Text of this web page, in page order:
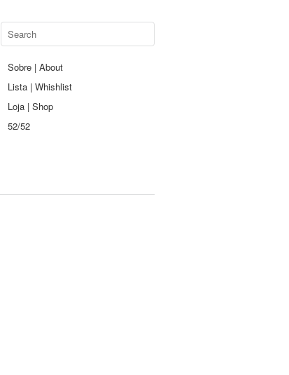
Sobre | About
Lista | Whishlist
Loja | Shop
52/52